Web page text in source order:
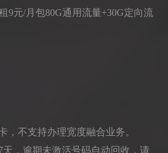
9元/月包80G通用流量+30G定向流
，不支持办理宽度融合业务。
天，逾期未激活号码自动回收，请